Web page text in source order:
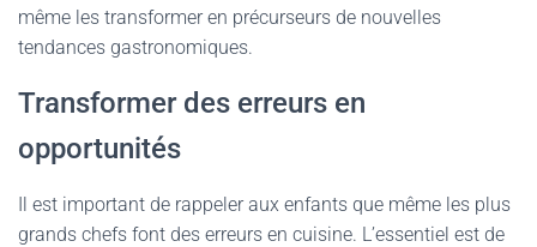
même les transformer en précurseurs de nouvelles
tendances gastronomiques.
Transformer des erreurs en
opportunités
Il est important de rappeler aux enfants que même les plus
grands chefs font des erreurs en cuisine. L’essentiel est de